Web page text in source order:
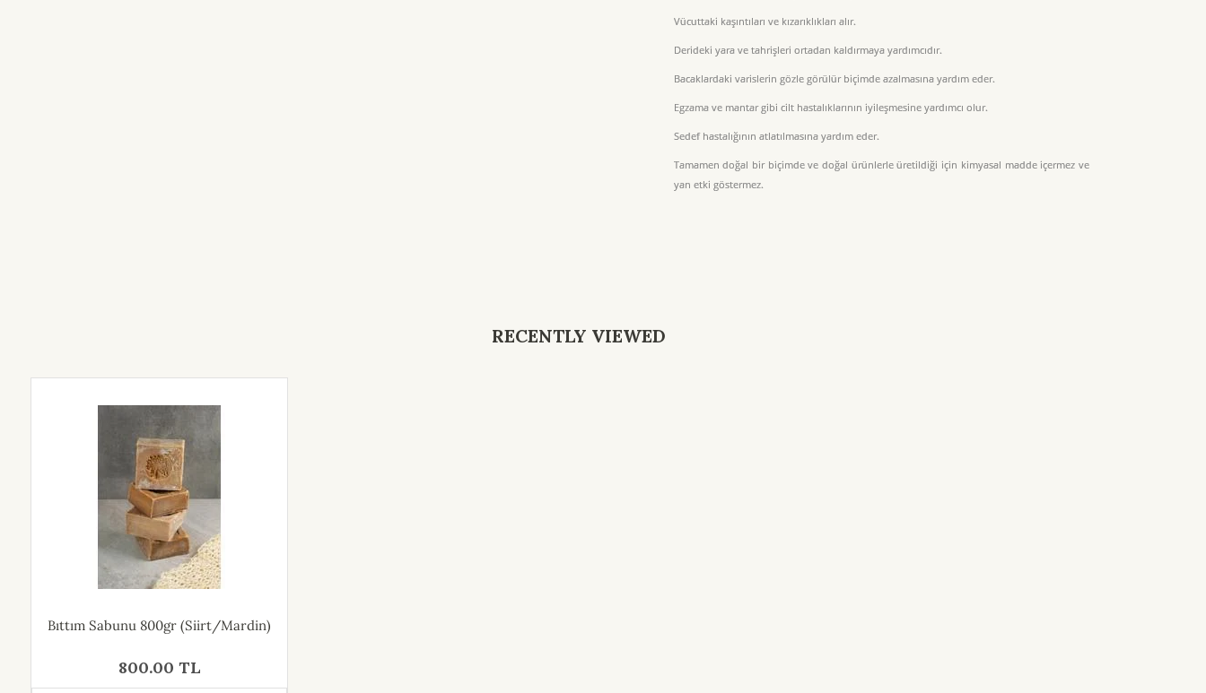
Vücuttaki kaşıntıları ve kızarıklıkları alır.
Derideki yara ve tahrişleri ortadan kaldırmaya yardımcıdır.
Bacaklardaki varislerin gözle görülür biçimde azalmasına yardım eder.
Egzama ve mantar gibi cilt hastalıklarının iyileşmesine yardımcı olur.
Sedef hastalığının atlatılmasına yardım eder.
Tamamen doğal bir biçimde ve doğal ürünlerle üretildiği için kimyasal madde içermez ve
yan etki göstermez.
RECENTLY VIEWED
Bıttım Sabunu 800gr (Siirt/Mardin)
800.00 TL